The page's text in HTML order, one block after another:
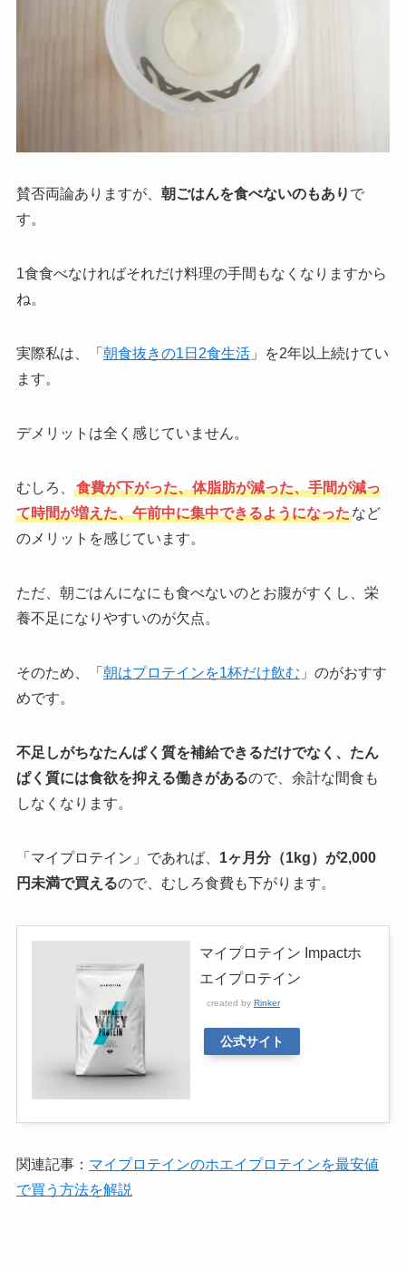
賛否両論ありますが、 朝ごはんを食べないのもあり で
す。
1食食べなければそれだけ料理の手間もなくなりますから
ね。
実際私は、「 朝食抜きの1日2食生活」を2年以上続けてい
ます。
デメリットは全く感じていません。
むしろ、
食費が下がった、体脂肪が減った、手間が減っ
て時間が増えた、午前中に集中できるようになったなど
のメリットを感じています。
ただ、朝ごはんになにも食べないのとお腹がすくし、栄
養不足になりやすいのが欠点。
そのため、「 朝はプロテインを1杯だけ飲む 」のがおすす
めです。
不足しがちなたんぱく質を補給できるだけでなく、たん
ぱく質には食欲を抑える働きがあるので、余計な間食も
しなくなります。
「マイプロテイン」であれば、 1ヶ月分（1kg）が2,000
円未満で買えるので、むしろ食費も下がります。
マイプロテイン Impactホ
エイプロテイン
created by Rinker
公式サイト
関連記事： マイプロテインのホエイプロテインを最安値
で買う方法を解説